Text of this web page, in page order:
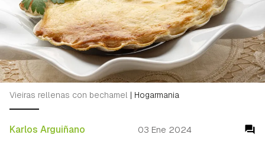
Karlos Arguiñano 03 Ene 2024
Vieiras rellenas con bechamel | Hogarmania